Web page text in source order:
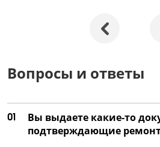
Вопросы и ответы
01
Вы выдаете какие-то
подтверждающие